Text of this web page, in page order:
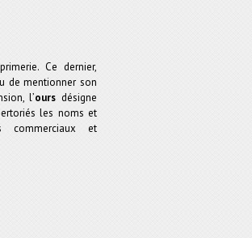
Ce dernier,
de mentionner son
l’ours désigne
les noms et
commerciaux et